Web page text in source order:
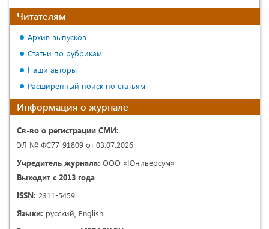
Читателям
Архив выпусков
Статьи по рубрикам
Наши авторы
Расширенный поиск по статьям
Информация о журнале
Св-во о регистрации СМИ:
ЭЛ № ФС77-91809 от 03.07.2026
Учредитель журнала: ООО «Юниверсум»
Выходит с 2013 года
ISSN: 2311-5459
Языки: русский, English.